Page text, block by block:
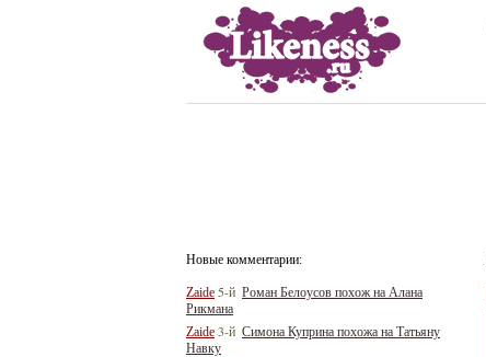
Новые комментарии:
Zaide 5-й Роман Белоусов похож на Алана
Рикмана
Zaide 3-й Симона Куприна похожа на Татьяну
Навку